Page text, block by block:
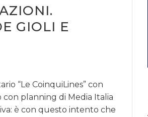
GIOLI E
“Le CoinquiLines” con
con planning di Media Italia
è con questo intento che